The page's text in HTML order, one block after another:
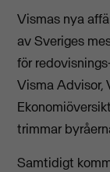
Vismas nya
av Sveriges
för
Visma Advisor,
trimmar
Samtidigt